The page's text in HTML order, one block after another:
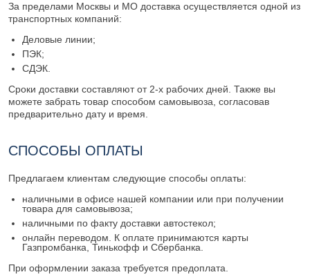
За пределами Москвы и МО доставка осуществляется одной из
транспортных компаний:
Деловые линии;
ПЭК;
СДЭК.
Сроки доставки составляют от 2-х рабочих дней. Также вы
можете забрать товар способом самовывоза, согласовав
предварительно дату и время.
СПОСОБЫ ОПЛАТЫ
Предлагаем клиентам следующие способы оплаты:
наличными в офисе нашей компании или при получении
товара для самовывоза;
наличными по факту доставки автостекол;
онлайн переводом. К оплате принимаются карты
Газпромбанка, Тинькофф и Сбербанка.
При оформлении заказа требуется предоплата.